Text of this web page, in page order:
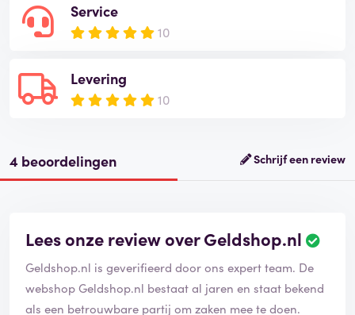
Service
10
Levering
10
4 beoordelingen Schrijf een review
Lees onze review over Geldshop.nl
Geldshop.nl is geverifieerd door ons expert team. De
webshop Geldshop.nl bestaat al jaren en staat bekend
als een betrouwbare partij om zaken mee te doen.